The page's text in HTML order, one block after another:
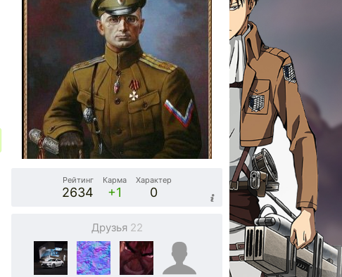
Рейтинг
2634
Карма
+1
Характер
0
Друзья 22